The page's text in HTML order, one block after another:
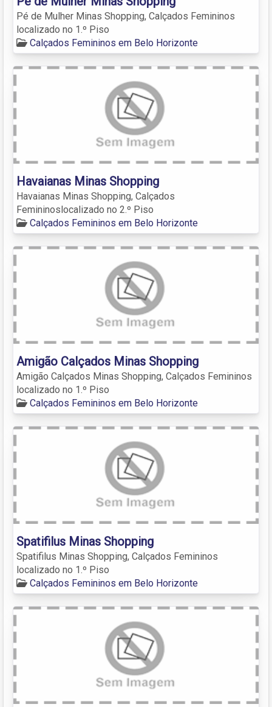
Pé de Mulher Minas Shopping, Calçados Femininos
localizado no 1.º Piso
Calçados Femininos em Belo Horizonte
Havaianas Minas Shopping
Havaianas Minas Shopping, Calçados
Femininoslocalizado no 2.º Piso
Calçados Femininos em Belo Horizonte
Amigão Calçados Minas Shopping
Amigão Calçados Minas Shopping, Calçados Femininos
localizado no 1.º Piso
Calçados Femininos em Belo Horizonte
Spatifilus Minas Shopping
Spatifilus Minas Shopping, Calçados Femininos
localizado no 1.º Piso
Calçados Femininos em Belo Horizonte